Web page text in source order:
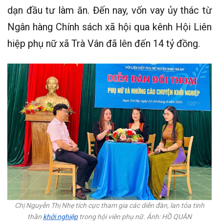
dạn đầu tư làm ăn. Đến nay, vốn vay ủy thác từ
Ngân hàng Chính sách xã hội qua kênh Hội Liên
hiệp phụ nữ xã Trà Vân đã lên đến 14 tỷ đồng.
Chị Nguyễn Thị Nhẹ tích cực tham gia các diễn đàn, lan tỏa tinh
thần khởi nghiệptrong hội viên phụ nữ. Ảnh: HỒ QUÂN